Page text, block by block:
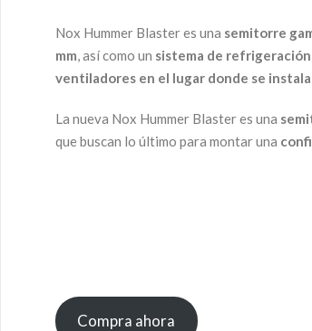
Nox Hummer Blaster es una semitorre
mm, así como un sistema de
ventiladores en el lugar donde se
La nueva Nox Hummer Blaster es una
que buscan lo último para montar una
Compra ahora